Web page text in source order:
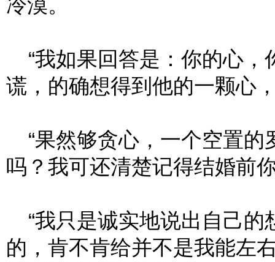
冷漠。
“我如果回答是：你的心，
谎，的确想得到他的一颗心
“果然够贪心，一个空置的
吗？我可还清楚记得结婚前
“我只是诚实地说出自己的
的，肯不肯给并不是我能左